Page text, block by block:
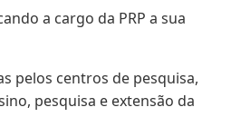
a cargo da PRP a sua
pelos centros de pesquisa,
pesquisa e extensão da